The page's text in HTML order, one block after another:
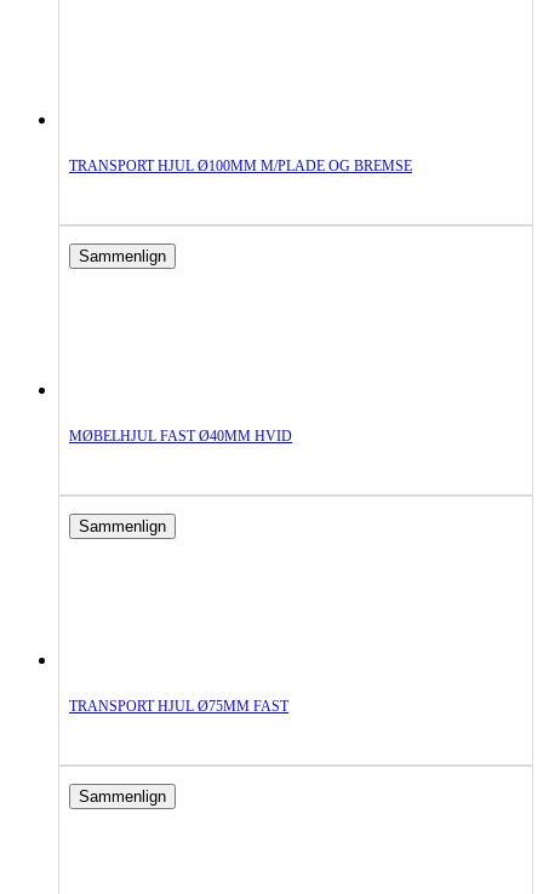
TRANSPORT HJUL Ø100MM M/PLADE OG BREMSE
Sammenlign
MØBELHJUL FAST Ø40MM HVID
Sammenlign
TRANSPORT HJUL Ø75MM FAST
Sammenlign